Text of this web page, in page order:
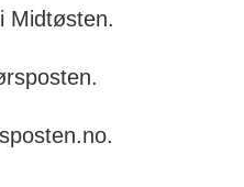
Midtøsten.